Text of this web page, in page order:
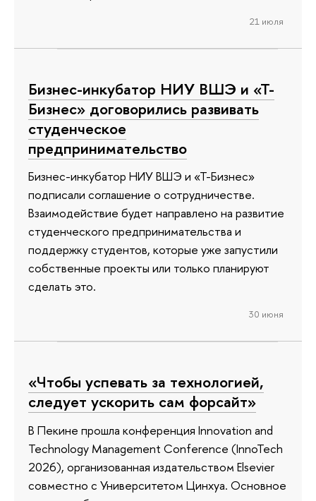
21 июля
Бизнес-инкубатор НИУ ВШЭ и «Т-
Бизнес» договорились развивать
студенческое
предпринимательство
Бизнес-инкубатор НИУ ВШЭ и «Т-Бизнес»
подписали соглашение о сотрудничестве.
Взаимодействие будет направлено на развитие
студенческого предпринимательства и
поддержку студентов, которые уже запустили
собственные проекты или только планируют
сделать это.
30 июня
«Чтобы успевать за технологией,
следует ускорить сам форсайт»
В Пекине прошла конференция Innovation and
Technology Management Conference (InnoTech
2026), организованная издательством Elsevier
совместно с Университетом Цинхуа. Основное